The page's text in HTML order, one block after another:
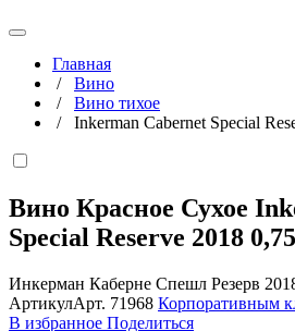
Главная
/ Вино
/ Вино тихое
/ Inkerman Cabernet Special
Вино Красное Сухое
Special Reserve 2018
Инкерман Каберне Спешл Резерв
АртикулАрт. 71968 Корпоративным
В избранное Поделиться